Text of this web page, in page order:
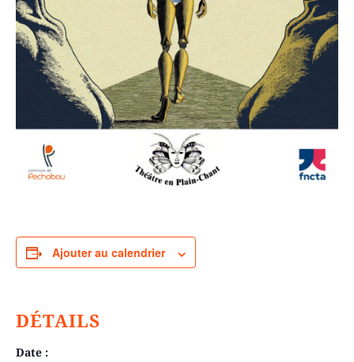
Ajouter au calendrier
DÉTAILS
Date :